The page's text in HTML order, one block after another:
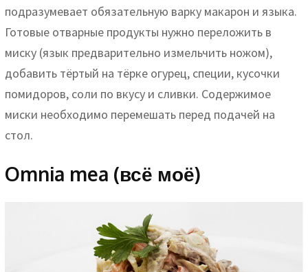
подразумевает обязательную варку макарон и языка.
Готовые отварные продукты нужно переложить в
миску (язык предварительно измельчить ножом),
добавить тёртый на тёрке огурец, специи, кусочки
помидоров, соли по вкусу и сливки. Содержимое
миски необходимо перемешать перед подачей на
стол.
Omnia mea (всё моё)